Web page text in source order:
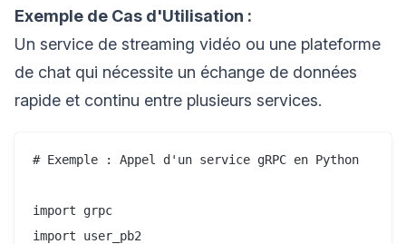
Exemple de Cas d'Utilisation :
Un service de streaming vidéo ou une plateforme
de chat qui nécessite un échange de données
rapide et continu entre plusieurs services.
# Exemple : Appel d'un service gRPC en Python
import grpc
import user_pb2